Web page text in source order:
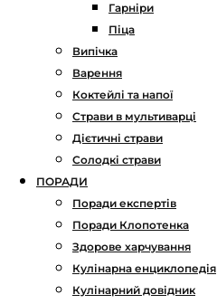
Гарніри
Піца
Випічка
Варення
Коктейлі та напої
Страви в мультиварці
Дієтичні страви
Солодкі страви
ПОРАДИ
Поради експертів
Поради Клопотенка
Здорове харчування
Кулінарна енциклопедія
Кулінарний довідник